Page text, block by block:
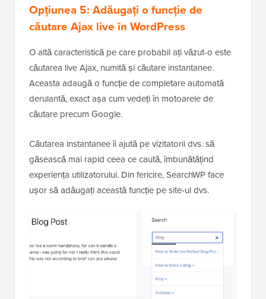
Opțiunea 5: Adăugați o funcție de
căutare Ajax live în WordPress
O altă caracteristică pe care probabil ați văzut-o este
căutarea live Ajax, numită și căutare instantanee.
Aceasta adaugă o funcție de completare automată
derulantă, exact așa cum vedeți în motoarele de
căutare precum Google.
Căutarea instantanee îi ajută pe vizitatorii dvs. să
găsească mai rapid ceea ce caută, îmbunătățind
experiența utilizatorului. Din fericire, SearchWP face
ușor să adăugați această funcție pe site-ul dvs.